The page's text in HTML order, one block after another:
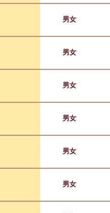
男女
男女
男女
男女
男女
男女